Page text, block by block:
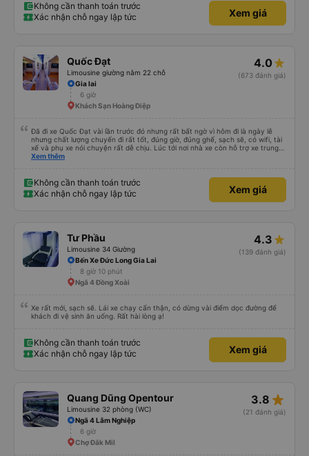
Không cần thanh toán trước
Xác nhận chỗ ngay lập tức
Xem giá
Quốc Đạt
Limousine giường nằm 22 chỗ
4.0
(673 đánh giá)
Gia lai
6 giờ
Khách Sạn Hoàng Điệp
Đã đi xe Quốc Đạt vài lần trước đó nhưng rất bất ngờ vì hôm đi là ngày lễ
nhưng chất lượng chuyến đi rất tốt, đúng giờ, đúng ghế, sạch sẽ, có wifi, tài
xế và phụ xe nói chuyện rất dễ chịu. Lúc tới nơi nhà xe còn hỗ trợ xe trung
chuyển tới tận nhà. 10đ cho nhà xe, hy vọng nhà xe duy trì được chất lượng
Xem thêm
Không cần thanh toán trước
Xác nhận chỗ ngay lập tức
Xem giá
Tư Phầu
Limousine 34 Giường
4.3
(139 đánh giá)
Bến Xe Đức Long Gia Lai
8 giờ 10 phút
Ngã 4 Đồng Xoài
Xe rất mới, sạch sẽ. Lái xe chạy cẩn thận, có dừng vài điểm dọc đường để
khách đi vệ sinh ăn uống. Rất hài lòng ạ!
Không cần thanh toán trước
Xác nhận chỗ ngay lập tức
Xem giá
Quang Dũng Opentour
Limousine 32 phòng (WC)
3.8 star_rate
(21 đánh giá)
Ngã 4 Lâm Nghiệp
6 giờ
Chợ Đắk Mil